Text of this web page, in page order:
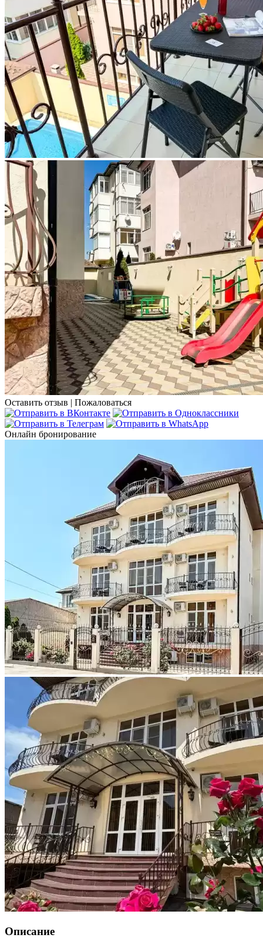
Оставить отзыв | Пожаловаться
Онлайн бронирование
Описание